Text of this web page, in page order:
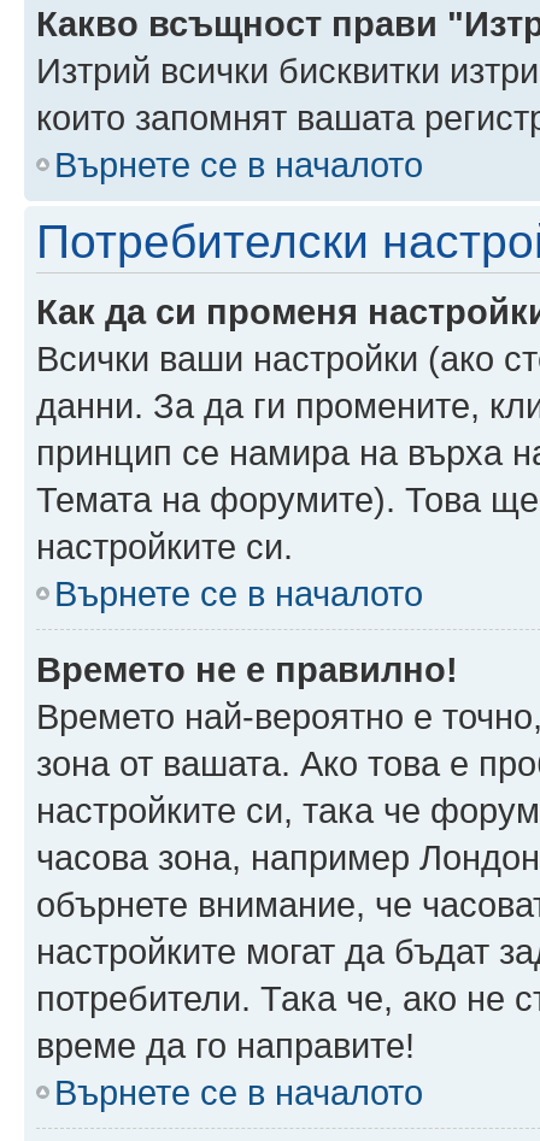
Какво всъщност прави
Изтрий всички бисквитки
които запомнят вашата
Върнете се в началото
Потребителски
Как да си променя
Всички ваши настройки (ако
данни. За да ги промените,
принцип се намира на върха
Темата на форумите). Това
настройките си.
Върнете се в началото
Времето не е правилно!
Времето най-вероятно е
зона от вашата. Ако това е
настройките си, така че
часова зона, например
обърнете внимание, че
настройките могат да бъдат
потребители. Така че, ако не
време да го направите!
Върнете се в началото